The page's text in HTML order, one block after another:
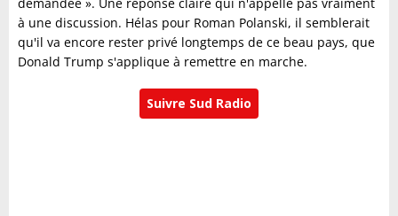
à une discussion. Hélas pour Roman Polanski, il semblerait
qu'il va encore rester privé longtemps de ce beau pays, que
Donald Trump s'applique à remettre en marche.
Suivre Sud Radio